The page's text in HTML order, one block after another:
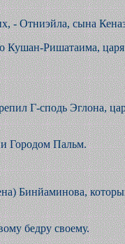
- Отниэйла, сына
Ришатаима,
Г-сподь Эглона,
Городом Пальм.
Бинйаминова,
бедру своему.